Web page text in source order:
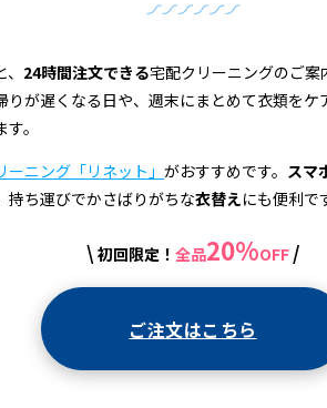
24時間注文できる宅配クリーニングのご案
が遅くなる日や、週末にまとめて衣類をケ
。
ーニング「リネット」 がおすすめです。 スマ
持ち運びでかさばりがちな衣替えにも便利で
\ 初回限定！ 全品20%OFF /
ご注文はこちら